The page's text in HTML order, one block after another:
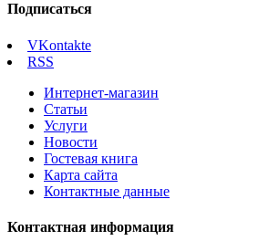
Подписаться
VKontakte
RSS
Интернет-магазин
Статьи
Услуги
Новости
Гостевая книга
Карта сайта
Контактные данные
Контактная информация